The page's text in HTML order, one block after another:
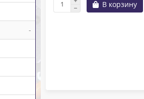
-
В корзину